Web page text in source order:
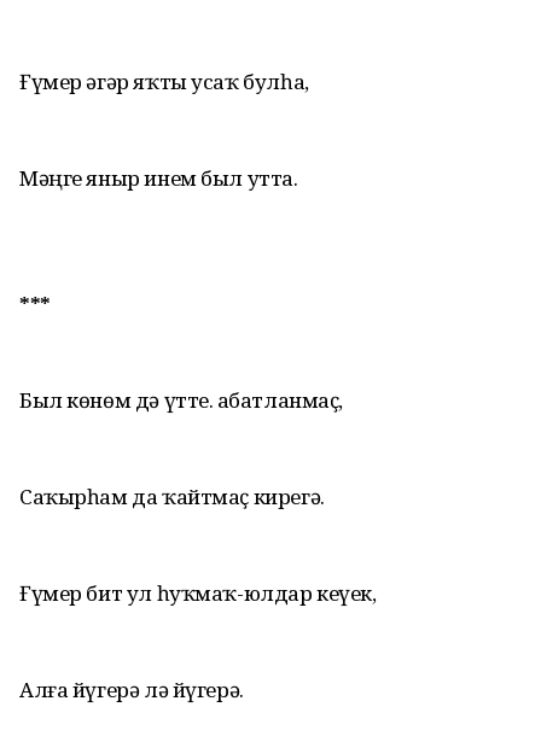
Ғүмер әгәр яҡты усаҡ булһа,
Мәңге яныр инем был утта.
***
Был көнөм дә үтте. Ҡабатланмаҫ,
Саҡырһам да ҡайтмаҫ кирегә.
Ғүмер бит ул һуҡмаҡ-юлдар кеүек,
Алға йүгерә лә йүгерә.